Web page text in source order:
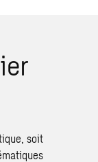
soit